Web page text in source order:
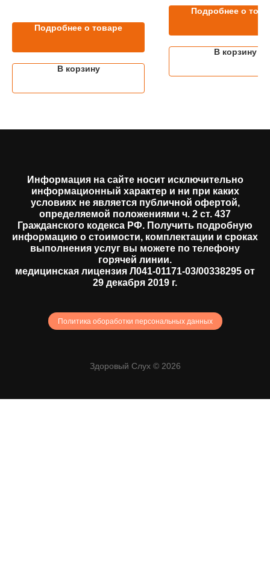
Подробнее о товаре
В корзину
Подробнее о
В корзину
Информация на сайте носит исключительно
информационный характер и ни при каких
условиях не является публичной офертой,
определяемой положениями ч. 2 ст. 437
Гражданского кодекса РФ. Получить подробную
информацию о стоимости, комплектации и сроках
выполнения услуг вы можете по телефону
горячей линии.
медицинская лицензия Л041-01171-03/00338295 от
29 декабря 2019 г.
Политика обоработки персональных данных
Здоровый Слух © 2026